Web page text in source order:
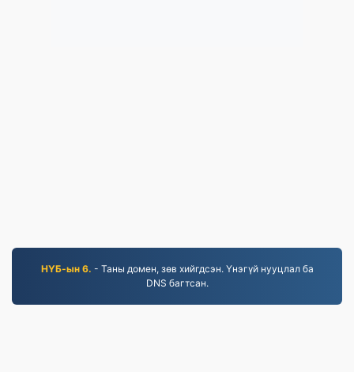
НҮБ-ын 6. - Таны домен, зөв хийгдсэн. Үнэгүй нууцлал ба
DNS багтсан.